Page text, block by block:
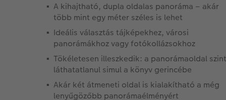
A kihajtható, dupla oldalas panoráma – akár
több mint egy méter széles is lehet
Ideális választás tájképekhez, városi
panorámákhoz vagy fotókollázsokhoz
Tökéletesen illeszkedik: a panorámaoldal
láthatatlanul simul a könyv gerincébe
Akár két átmeneti oldal is kialakítható a még
lenyűgözőbb panorámaélményért